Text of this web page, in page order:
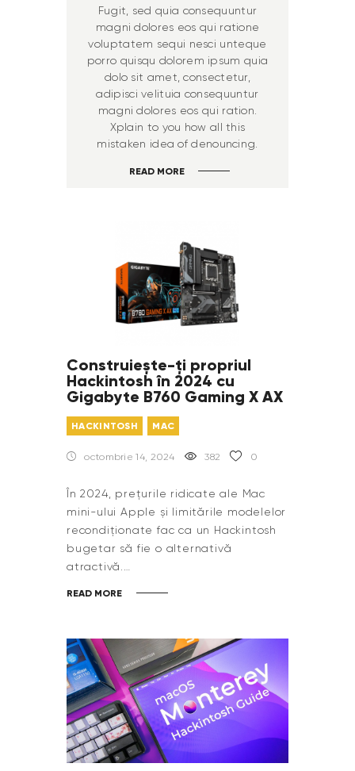
Fugit, sed quia consequuntur
magni dolores eos qui ratione
voluptatem sequi nesci unteque
porro quisqu dolorem ipsum quia
dolo sit amet, consectetur,
adipisci velituia consequuntur
magni dolores eos qui ration.
Xplain to you how all this
mistaken idea of denouncing.
READ MORE
Construiește-ți propriul
Hackintosh în 2024 cu
Gigabyte B760 Gaming X AX
HACKINTOSH MAC
octombrie 14, 2024 382 0
În 2024, prețurile ridicate ale Mac
mini-ului Apple și limitările modelelor
recondiționate fac ca un Hackintosh
bugetar să fie o alternativă
atractivă.…
READ MORE